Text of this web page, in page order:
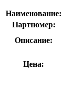
Наименование:
Партномер:
Описание:
Цена: